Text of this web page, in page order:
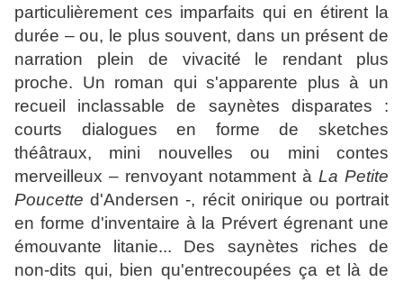
particulièrement ces imparfaits qui en étirent la
durée – ou, le plus souvent, dans un présent de
narration plein de vivacité le rendant plus
proche. Un roman qui s'apparente plus à un
recueil inclassable de saynètes disparates :
courts dialogues en forme de sketches
théâtraux, mini nouvelles ou mini contes
merveilleux – renvoyant notamment à La Petite
Poucette d'Andersen -, récit onirique ou portrait
en forme d'inventaire à la Prévert égrenant une
émouvante litanie... Des saynètes riches de
non-dits qui, bien qu'entrecoupées ça et là de